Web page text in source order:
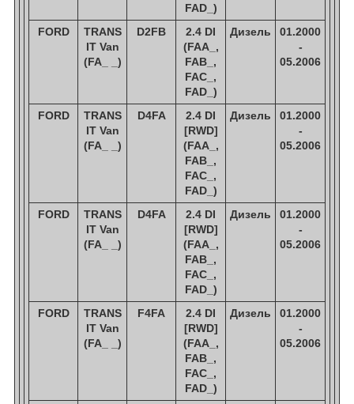
FAD_)
FORD
TRANS
IT Van
(FA_ _)
D2FB
2.4 DI
(FAA_,
FAB_,
FAC_,
FAD_)
Дизель
01.2000
-
05.2006
FORD
TRANS
IT Van
(FA_ _)
D4FA
2.4 DI
[RWD]
(FAA_,
FAB_,
FAC_,
FAD_)
Дизель
01.2000
-
05.2006
FORD
TRANS
IT Van
(FA_ _)
D4FA
2.4 DI
[RWD]
(FAA_,
FAB_,
FAC_,
FAD_)
Дизель
01.2000
-
05.2006
FORD
TRANS
IT Van
(FA_ _)
F4FA
2.4 DI
[RWD]
(FAA_,
FAB_,
FAC_,
FAD_)
Дизель
01.2000
-
05.2006